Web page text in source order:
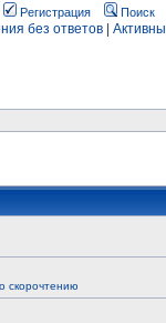
Регистрация Поиск
без ответов
скорочтению